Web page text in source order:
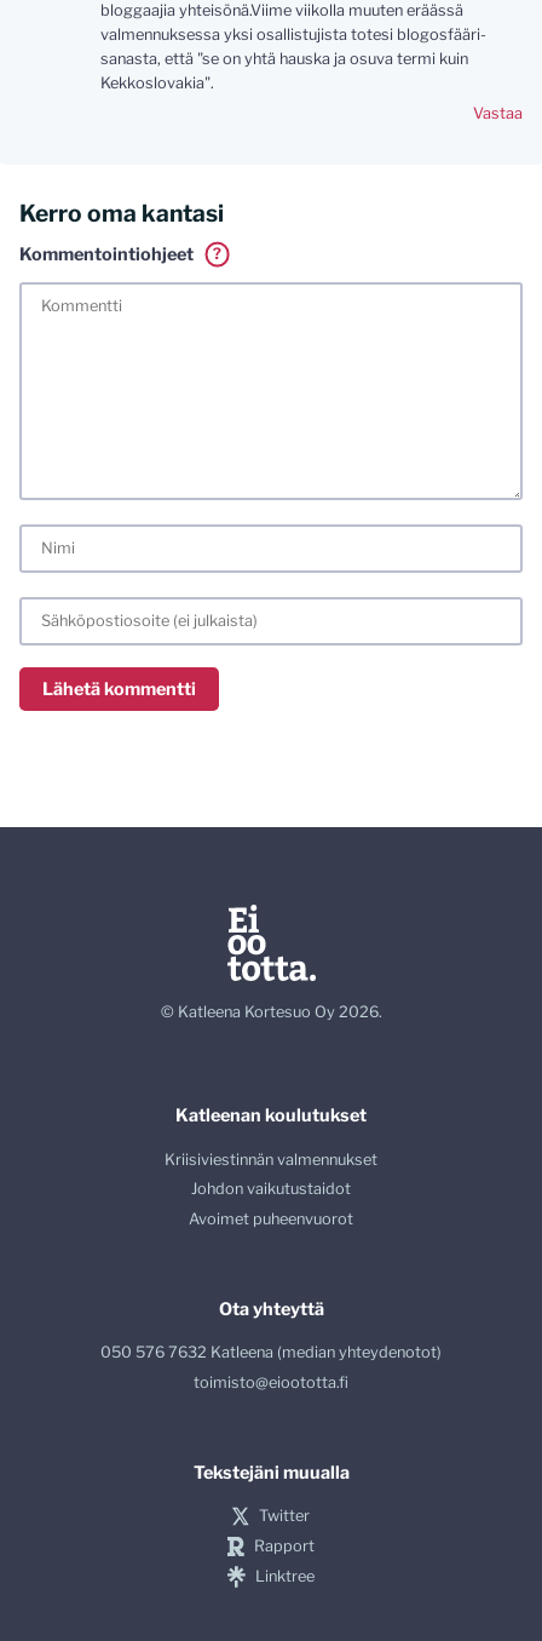
bloggaajia yhteisönä.Viime viikolla muuten eräässä
valmennuksessa yksi osallistujista totesi blogosfääri-
sanasta, että "se on yhtä hauska ja osuva termi kuin
Kekkoslovakia".
Vastaa
Kerro oma kantasi
Kommentointiohjeet
?
Tässä blogissa saa kommentoida omalla nimellä tai minun
meiliosoitteen. Minua ja mielipiteitäni saa ilman muuta
© Katleena Kortesuo Oy 2026.
Katleenan koulutukset
Kriisiviestinnän valmennukset
Johdon vaikutustaidot
Avoimet puheenvuorot
Ota yhteyttä
050 576 7632 Katleena (median yhteydenotot)
toimisto@eioototta.fi
Tekstejäni muualla
Twitter
Rapport
Linktree